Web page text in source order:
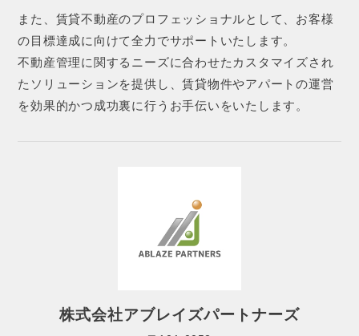
また、賃貸不動産のプロフェッショナルとして、お客様
の目標達成に向けて全力でサポートいたします。
不動産管理に関するニーズに合わせたカスタマイズされ
たソリューションを提供し、賃貸物件やアパートの運営
を効果的かつ成功裏に行うお手伝いをいたします。
株式会社アブレイズパートナーズ